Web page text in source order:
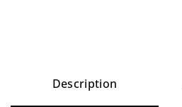
Description